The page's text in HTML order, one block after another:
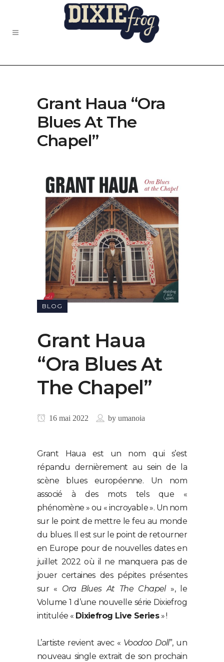
Grant Haua “Ora
Blues At The
Chapel”
BLOG
Grant Haua
“Ora Blues At
The Chapel”
16 mai 2022 by umanoia
Grant Haua est un nom qui s’est
répandu dernièrement au sein de la
scène blues européenne. Un nom
associé à des mots tels que «
phénomène » ou « incroyable ». Un nom
sur le point de mettre le feu au monde
du blues. Il est sur le point de retourner
en Europe pour de nouvelles dates en
juillet 2022 où il ne manquera pas de
jouer certaines des pépites présentes
sur « Ora Blues At The Chapel», le
Volume 1 d’une nouvelle série Dixiefrog
intitulée « Dixiefrog Live Series» !
L’artiste revient avec « Voodoo Doll”, un
nouveau single extrait de son prochain